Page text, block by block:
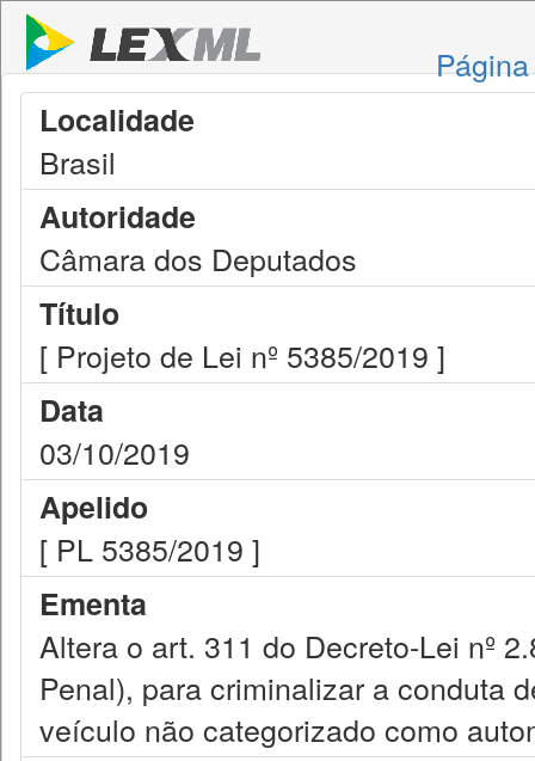
Localidade
Brasil
Autoridade
Câmara dos Deputados
Título
[ Projeto de Lei nº 5385/2019 ]
Data
03/10/2019
Apelido
[ PL 5385/2019 ]
Ementa
Altera o art. 311 do Decreto-Lei nº
Penal), para criminalizar a conduta
veículo não categorizado como